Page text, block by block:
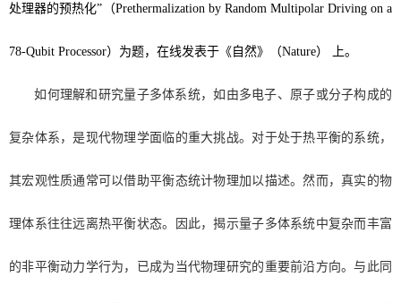
处理器的预热化”（Prethermalization by Random Multipolar Driving on a
78-Qubit Processor）为题，在线发表于《自然》（Nature） 上。
如何理解和研究量子多体系统，如由多电子、原子或分子构成的
复杂体系 ，是现代物理学面临的重大挑战。对于处于热平衡的系统，
其宏观性质通常可以借助平衡态统计物理加以描述。然而，真实的物
理体系往往远离热平衡状态。因此，揭示量子多体系统中复杂而丰富
的非平衡动力学行为，已成为当代物理研究的重要前沿方向。与此同